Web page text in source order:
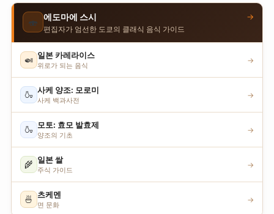
🍣 에도마에 스시
편집자가 엄선한 도쿄의 클래식 음식 가이드
→
🍛 일본 카레라이스
위로가 되는 음식
→
🍶 사케 양조: 모로미
사케 백과사전
→
🍶 모토: 효모 발효제
양조의 기초
→
🌾 일본 쌀
주식 가이드
→
🍜 츠케멘
면 문화
→